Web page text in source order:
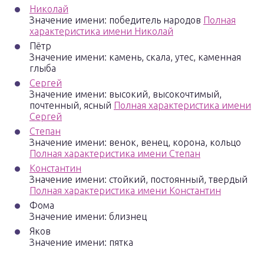
Николай
Значение имени: победитель народов Полная
характеристика имени Николай
Пётр
Значение имени: камень, скала, утес, каменная
глыба
Сергей
Значение имени: высокий, высокочтимый,
почтенный, ясный Полная характеристика имени
Сергей
Степан
Значение имени: венок, венец, корона, кольцо
Полная характеристика имени Степан
Константин
Значение имени: стойкий, постоянный, твердый
Полная характеристика имени Константин
Фома
Значение имени: близнец
Яков
Значение имени: пятка